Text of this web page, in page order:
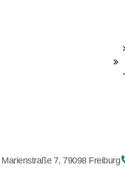
Marienstraße 7, 79098 Freiburg